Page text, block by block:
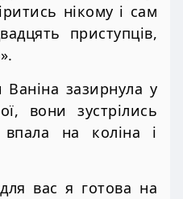
нікому і сам
приступців,
Ваніна зазирнула у
вони зустрілись
впала на коліна і
вас я готова на